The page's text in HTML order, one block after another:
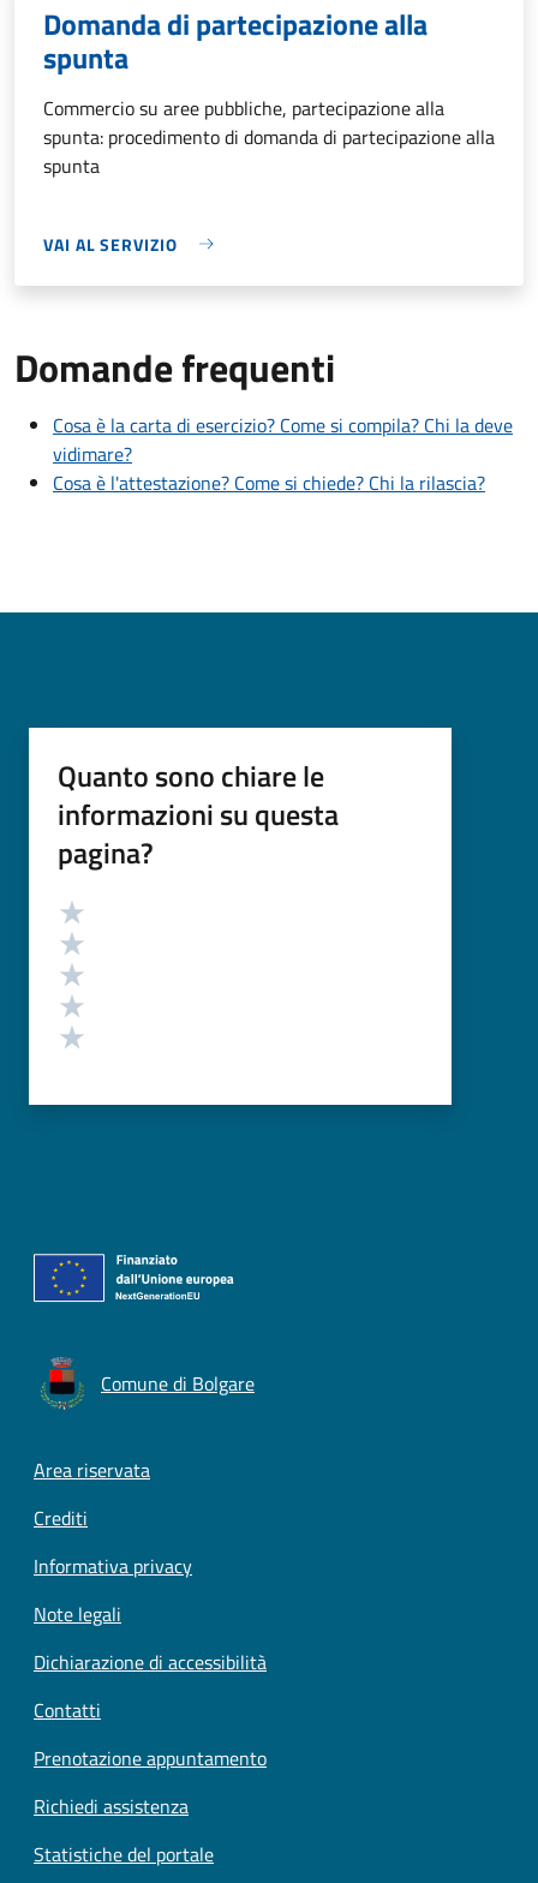
Domanda di partecipazione alla
spunta
Commercio su aree pubbliche, partecipazione alla
spunta: procedimento di domanda di partecipazione alla
spunta
VAI AL SERVIZIO
Domande frequenti
Cosa è la carta di esercizio? Come si compila? Chi la deve
vidimare?
Cosa è l'attestazione? Come si chiede? Chi la rilascia?
Quanto sono chiare le
informazioni su questa
pagina?
Valutazione
Comune di Bolgare
Footer menu
Area riservata
Crediti
Informativa privacy
Note legali
Dichiarazione di accessibilità
Contatti
Prenotazione appuntamento
Richiedi assistenza
Statistiche del portale